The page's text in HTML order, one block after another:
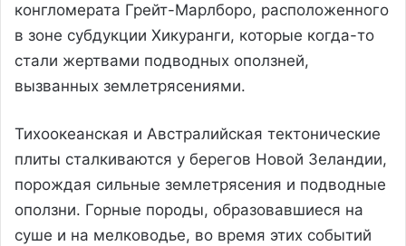
конгломерата Грейт-Марлборо, расположенного
в зоне субдукции Хикуранги, которые когда-то
стали жертвами подводных оползней,
вызванных землетрясениями.
Тихоокеанская и Австралийская тектонические
плиты сталкиваются у берегов Новой Зеландии,
порождая сильные землетрясения и подводные
оползни. Горные породы, образовавшиеся на
суше и на мелководье, во время этих событий